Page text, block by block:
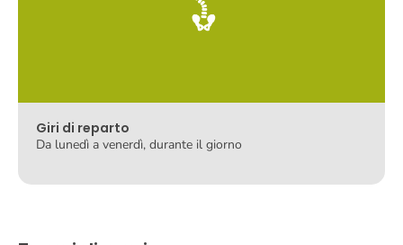
Giri di reparto
Da lunedì a venerdì, durante il giorno